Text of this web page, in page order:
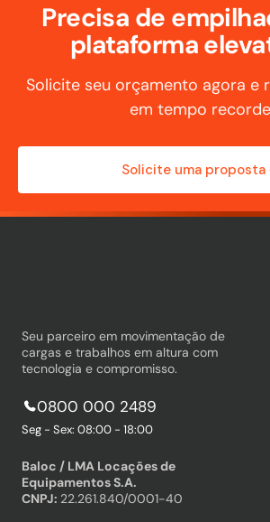
Precisa de
plataforma
Solicite seu orçamento agora e
em tempo
Solicite uma proposta
Seu parceiro em movimentação de
cargas e trabalhos em altura com
tecnologia e compromisso.
0800 000 2489
Seg - Sex: 08:00 - 18:00
Baloc / LMA Locações de
Equipamentos S.A.
CNPJ: 22.261.840/0001-40